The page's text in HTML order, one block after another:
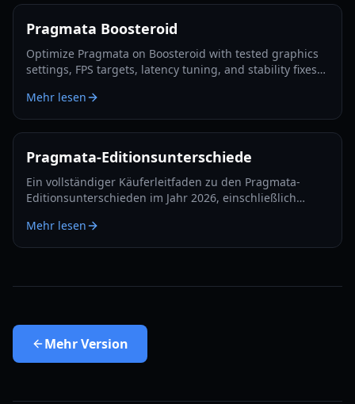
Pragmata Boosteroid
Optimize Pragmata on Boosteroid with tested graphics
settings, FPS targets, latency tuning, and stability fixes
Mehr lesen
Pragmata-Editionsunterschiede
Ein vollständiger Käuferleitfaden zu den Pragmata-
Editionsunterschieden im Jahr 2026, einschließlich
Plattformtipps und Kaufberatung.
Mehr lesen
MehrVersion